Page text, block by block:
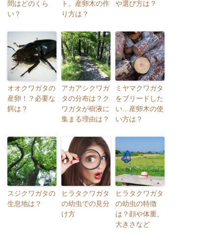
間はどのくら
い？
ト。産卵木の作
り方は？
や選び方は？
オオクワガタの
産卵！？必要な
餌は？
アカアシクワガ
タの分布は？ク
ワガタが樹液に
集まる理由は？
ミヤマクワガタ
をブリードした
い…産卵木の使
い方は？
スジクワガタの
生息地は？
ヒラタクワガタ
の幼虫での見分
け方
ヒラタクワガタ
の幼虫の特徴
は？顔や体重、
大きさなど